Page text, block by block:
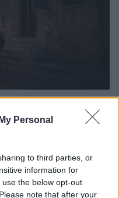
Personal
to third parties, or
information for
the below opt-out
note that after your
devi sapere